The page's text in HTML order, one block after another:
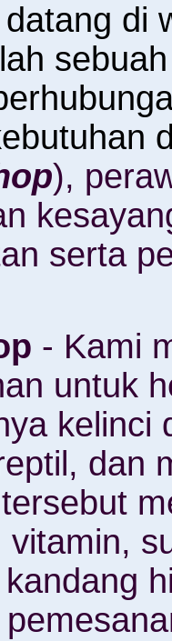
di
),
serta
- Kami
untuk
kelinci
dan
vitamin,